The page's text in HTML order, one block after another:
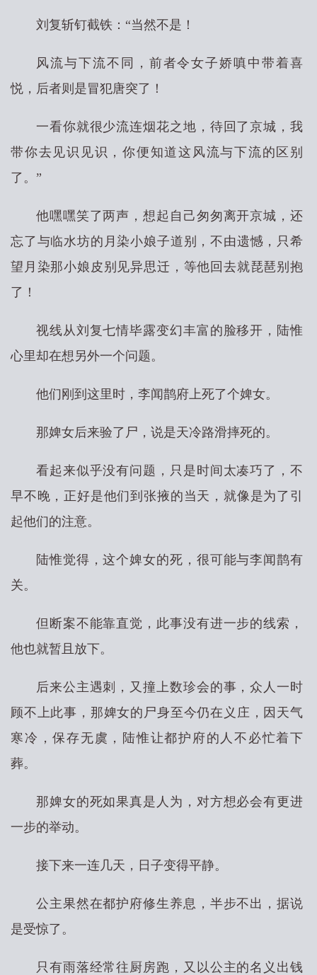
刘复斩钉截铁：“当然不是！
风流与下流不同，前者令女子娇嗔中带着喜
悦，后者则是冒犯唐突了！
一看你就很少流连烟花之地，待回了京城，我
带你去见识见识，你便知道这风流与下流的区别
了。”
他嘿嘿笑了两声，想起自己匆匆离开京城，还
忘了与临水坊的月染小娘子道别，不由遗憾，只希
望月染那小娘皮别见异思迁，等他回去就琵琶别抱
了！
视线从刘复七情毕露变幻丰富的脸移开，陆惟
心里却在想另外一个问题。
他们刚到这里时，李闻鹊府上死了个婢女。
那婢女后来验了尸，说是天冷路滑摔死的。
看起来似乎没有问题，只是时间太凑巧了，不
早不晚，正好是他们到张掖的当天，就像是为了引
起他们的注意。
陆惟觉得，这个婢女的死，很可能与李闻鹊有
关。
但断案不能靠直觉，此事没有进一步的线索，
他也就暂且放下。
后来公主遇刺，又撞上数珍会的事，众人一时
顾不上此事，那婢女的尸身至今仍在义庄，因天气
寒冷，保存无虞，陆惟让都护府的人不必忙着下
葬。
那婢女的死如果真是人为，对方想必会有更进
一步的举动。
接下来一连几天，日子变得平静。
公主果然在都护府修生养息，半步不出，据说
是受惊了。
只有雨落经常往厨房跑，又以公主的名义出钱